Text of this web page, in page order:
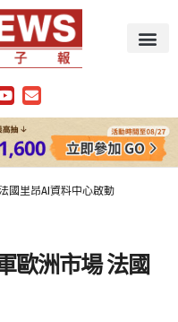
國里昂AI資料中心啟動
歐洲市場 法國